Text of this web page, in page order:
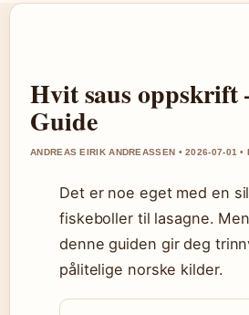
Hvit saus oppskrift
Guide
ANDREAS EIRIK ANDREASSEN • 2026-07-01
Det er noe eget med en
fiskeboller til lasagne.
denne guiden gir deg
pålitelige norske kilder.